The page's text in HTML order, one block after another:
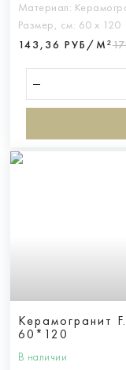
Материал:
Размер, см: 60 х 120
143,36 РУБ/М²
Керамогранит
60*120
В наличии